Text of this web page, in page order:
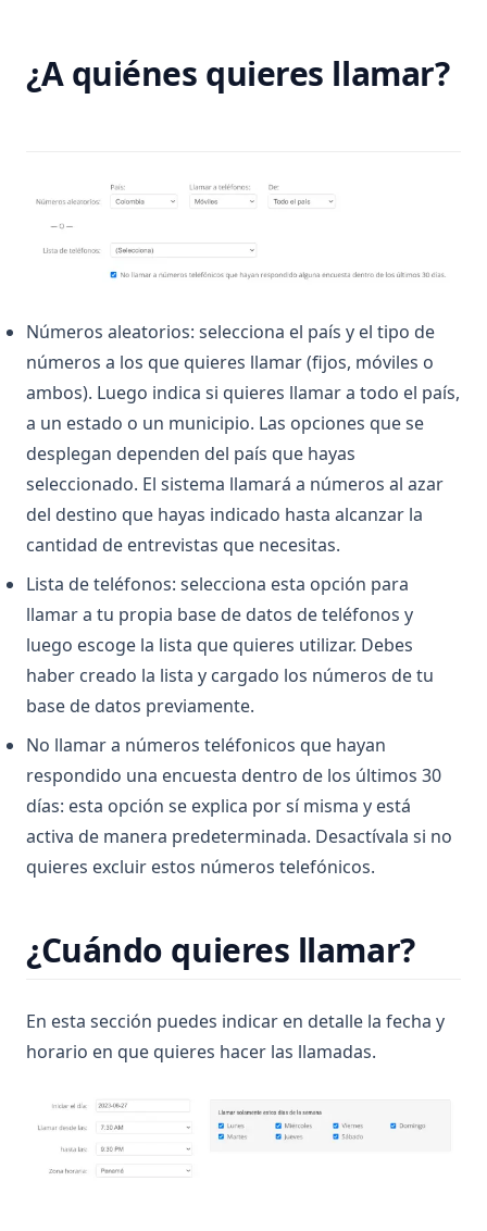
¿A quiénes quieres llamar?
Números aleatorios: selecciona el país y el tipo de
números a los que quieres llamar (fijos, móviles o
ambos). Luego indica si quieres llamar a todo el país,
a un estado o un municipio. Las opciones que se
desplegan dependen del país que hayas
seleccionado. El sistema llamará a números al azar
del destino que hayas indicado hasta alcanzar la
cantidad de entrevistas que necesitas.
Lista de teléfonos: selecciona esta opción para
llamar a tu propia base de datos de teléfonos y
luego escoge la lista que quieres utilizar. Debes
haber creado la lista y cargado los números de tu
base de datos previamente.
No llamar a números teléfonicos que hayan
respondido una encuesta dentro de los últimos 30
días: esta opción se explica por sí misma y está
activa de manera predeterminada. Desactívala si no
quieres excluir estos números telefónicos.
¿Cuándo quieres llamar?
En esta sección puedes indicar en detalle la fecha y
horario en que quieres hacer las llamadas.